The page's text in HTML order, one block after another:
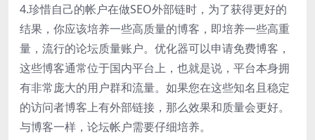
4.珍惜自己的帐户在做SEO外部链时，为了获得更好的
结果，你应该培养一些高质量的博客，即培养一些高重
量，流行的论坛质量账户。优化器可以申请免费博客，
这些博客通常位于国内平台上，也就是说，平台本身拥
有非常庞大的用户群和流量。如果您在这些知名且稳定
的访问者博客上有外部链接，那么效果和质量会更好。
与博客一样，论坛帐户需要仔细培养。